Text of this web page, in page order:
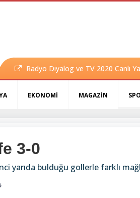
Radyo Diyalog ve TV 2020 Canlı
EKONOMİ MAGAZİN
3-0
yarıda bulduğu gollerle farklı